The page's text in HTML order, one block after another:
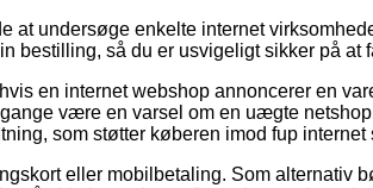
at undersøge enkelte internet
bestilling, så du er usvigeligt sikker på at
en internet webshop annoncerer en
være en varsel om en uægte
som støtter køberen imod fup internet
eller mobilbetaling. Som alternativ